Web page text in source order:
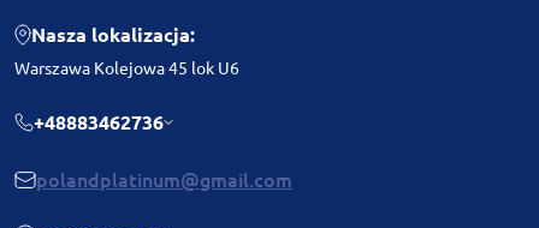
Nasza lokalizacja:
Warszawa Kolejowa 45 lok U6
+48883462736
polandplatinum@gmail.com